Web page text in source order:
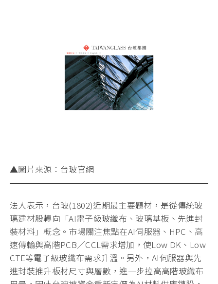
▲圖片來源：台玻官網
法人表示，台玻(1802)近期最主要題材，是從傳統玻
璃建材股轉向「AI電子級玻纖布、玻璃基板、先進封
裝材料」概念。市場關注焦點在AI伺服器、HPC、高
速傳輸與高階PCB／CCL需求增加，使Low DK、Low
CTE等電子級玻纖布需求升溫。另外，AI伺服器與先
進封裝推升板材尺寸與層數，進一步拉高高階玻纖布